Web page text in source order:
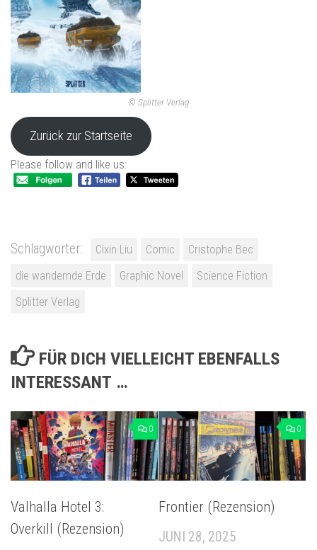
© Splitter Verlag
Zurück zur Startseite
Please follow and like us:
Schlagwörter: Cixin Liu Comic
Cristophe Bec
die wandernde Erde
Graphic Novel
Science Fiction
Splitter Verlag
FÜR DICH VIELLEICHT EBENFALLS
INTERESSANT …
0
Valhalla Hotel 3:
Overkill (Rezension)
0
Frontier (Rezension)
JUNI 28, 2025